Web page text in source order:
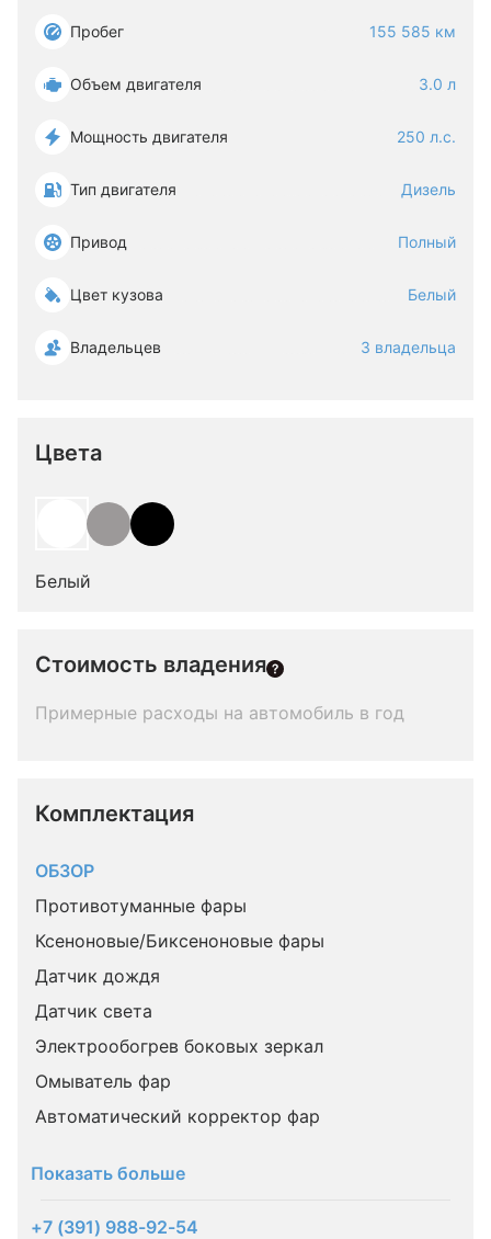
Пробег 155 585 км
Объем двигателя 3.0 л
Мощность двигателя 250 л.с.
Тип двигателя Дизель
Привод Полный
Цвет кузова Белый
Владельцев 3 владельца
Цвета
Белый
Стоимость владения
Примерные расходы на автомобиль в год
Комплектация
ОБЗОР
Противотуманные фары
Ксеноновые/Биксеноновые фары
Датчик дождя
Датчик света
Электрообогрев боковых зеркал
Омыватель фар
Автоматический корректор фар
Показать больше
+7 (391) 988-92-54